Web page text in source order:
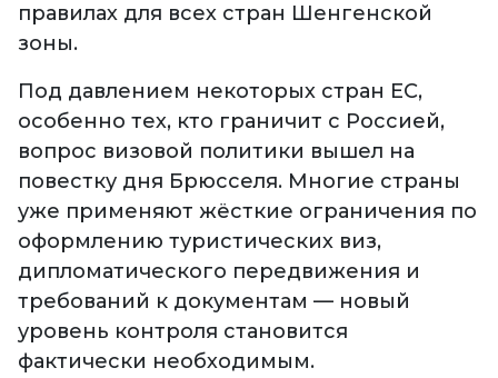
правилах для всех стран Шенгенской
зоны.
Под давлением некоторых стран ЕС,
особенно тех, кто граничит с Россией,
вопрос визовой политики вышел на
повестку дня Брюсселя. Многие страны
уже применяют жёсткие ограничения по
оформлению туристических виз,
дипломатического передвижения и
требований к документам — новый
уровень контроля становится
фактически необходимым.